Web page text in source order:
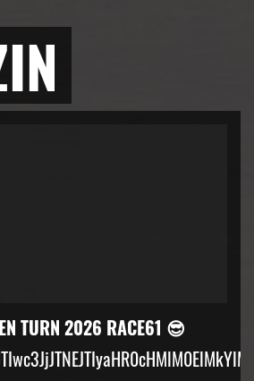
TURN 2026 RACE61 😎